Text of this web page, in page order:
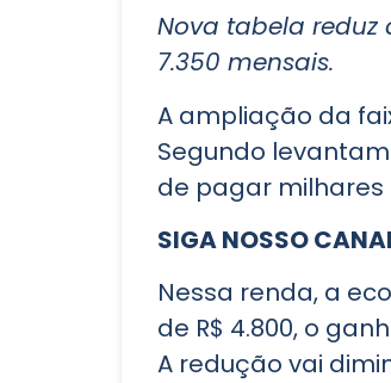
Nova tabela
7.350 mensais.
A ampliação da
Segundo
de pagar milhares
SIGA NOSSO
Nessa renda, a
de R$ 4.800, o
A redução vai